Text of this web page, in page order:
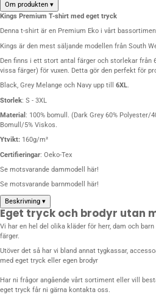
Om produkten ▾
Kings Premium T-shirt med eget tryck
Denna t-shirt är en Premium Eko i vårt
Kings är den mest säljande modellen från South
Den finns i ett stort antal färger och storlekar från
vissa färger) för vuxen. Detta gör den perfekt för
Black, Grey Melange och Navy upp till 6XL.
Storlek: S - 3XL
Material : 100% bomull. (Dark Grey 60% Polyester/
Bomull/5% Viskos.
Ytvikt: 160g/m²
Certifieringar: Oeko-Tex
Se motsvarande dammodell här!
Se motsvarande barnmodell här!
Beskrivning ▾
Eget tryck och brodyr utan
Vi har en hel del olika kläder för herr, dam och
färger.
Utöver det så har vi bland annat tygkassar,
med eget tryck eller egen brodyr
Har ni frågor angående vårt sortiment eller vill
eget tryck får ni gärna kontakta oss.